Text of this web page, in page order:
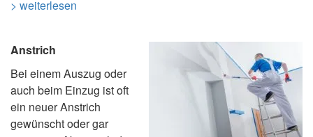
> weiterlesen
Anstrich
Bei einem Auszug oder
auch beim Einzug ist oft
ein neuer Anstrich
gewünscht oder gar